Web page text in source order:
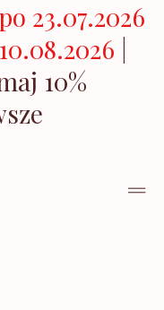
23.07.2026
10%